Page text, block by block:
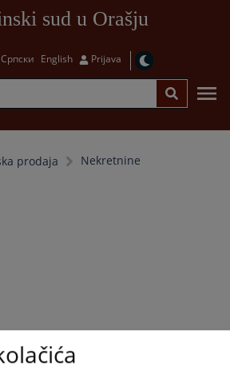
sud u Orašju
Српски English Prijava
prodaja Nekretnine